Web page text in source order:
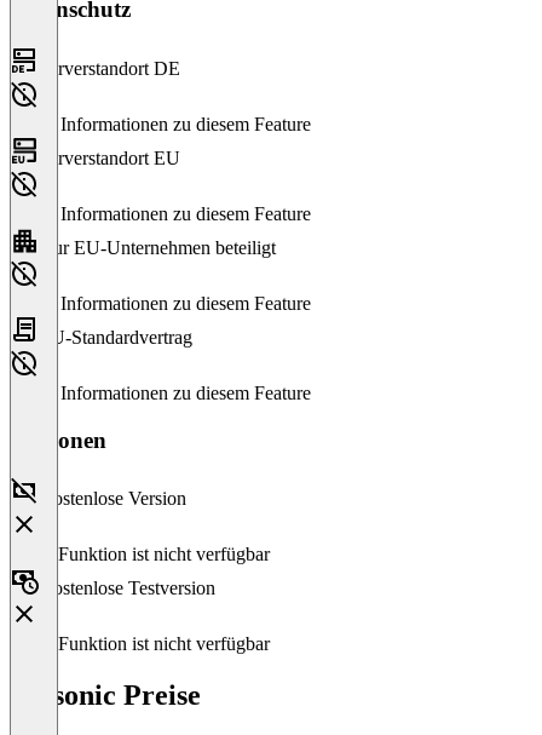
Datenschutz
Serverstandort DE
Keine Informationen zu diesem Feature
Serverstandort EU
Keine Informationen zu diesem Feature
Nur EU-Unternehmen beteiligt
Keine Informationen zu diesem Feature
EU-Standardvertrag
Keine Informationen zu diesem Feature
Versionen
Kostenlose Version
Diese Funktion ist nicht verfügbar
Kostenlose Testversion
Diese Funktion ist nicht verfügbar
Botsonic Preise